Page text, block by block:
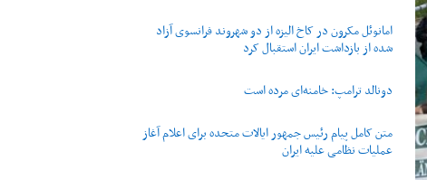
امانوئل مکرون در کاخ الیزه از دو شهروند فرانسوی آزاد
شده از بازداشت ایران استقبال کرد
دونالد ترامپ: خامنه‌ای مرده است
متن کامل پیام رئیس جمهور ایالات متحده برای اعلام آغاز
عملیات نظامی علیه ایران